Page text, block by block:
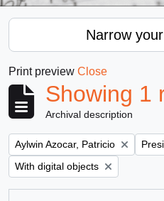
Narrow
Print preview Close
Showing 1
Archival description
Remove filter:
Aylwin Azocar, Patricio
Remove filter:
With digital objects